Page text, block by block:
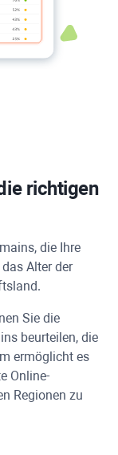
richtigen
die Ihre
Alter der
Sie die
beurteilen, die
ermöglicht es
Online-
Regionen zu